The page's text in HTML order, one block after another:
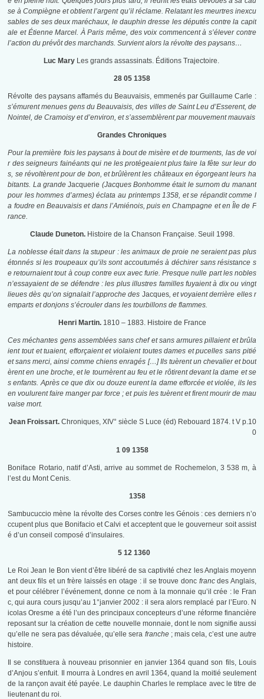
se à Compiègne et obtient l’argent qu’il réclame. Relatant les meurtres inexcu
sables de ses deux maréchaux, le dauphin dresse les députés contre la capit
ale et Étienne Marcel. À Paris même, des voix commencent à s’élever contre
l’action du prévôt des marchands. Survient alors la révolte des paysans…
Luc Mary Les grands assassinats. Éditions Trajectoire.
28 05 1358
Révolte des paysans affamés du Beauvaisis, emmenés par Guillaume Carle :
s’émurent menues gens du Beauvaisis, des villes de Saint Leu d’Esserent, de
Nointel, de Cramoisy et d’environ, et s’assemblèrent par mouvement mauvais
Grandes Chroniques
Pour la première fois les paysans à bout de misère et de tourments, las de voi
r des seigneurs fainéants qui ne les protégeaient plus faire la fête sur leur do
s, se révoltèrent pour de bon, et brûlèrent les châteaux en égorgeant leurs ha
bitants. La grandeJacquerie (Jacques Bonhomme était le surnom du manant
pour les hommes d’armes) éclata au printemps 1358, et se répandit comme l
a foudre en Beauvaisis et dans l’Amiénois, puis en Champagne et en Île de F
rance.
Claude Duneton. Histoire de la Chanson Française. Seuil 1998.
La noblesse était dans la stupeur : les animaux de proie ne seraient pas plus
étonnés si les troupeaux qu’ils sont accoutumés à déchirer sans résistance s
e retournaient tout à coup contre eux avec furie. Presque nulle part les nobles
n’essayaient de se défendre : les plus illustres familles fuyaient à dix ou vingt
lieues dès qu’on signalait l’approche des Jacques, et voyaient derrière elles r
emparts et donjons s’écrouler dans les tourbillons de flammes.
Henri Martin. 1810 – 1883. Histoire de France
Ces méchantes gens assemblées sans chef et sans armures pillaient et brûla
ient tout et tuaient, efforçaient et violaient toutes dames et pucelles sans pitié
et sans merci, ainsi comme chiens enragés […] Ils tuèrent un chevalier et bout
èrent en une broche, et le tournèrent au feu et le rôtirent devant la dame et se
s enfants. Après ce que dix ou douze eurent la dame efforcée et violée, ils les
en voulurent faire manger par force ; et puis les tuèrent et firent mourir de mau
vaise mort.
Jean Froissart. Chroniques, XIV° siècle S Luce (éd) Rebouard 1874. t V p.10
0
1 09 1358
Boniface Rotario, natif d’Asti, arrive au sommet de Rochemelon, 3 538 m, à
l’est du Mont Cenis.
1358
Sambucuccio mène la révolte des Corses contre les Génois : ces derniers n’o
ccupent plus que Bonifacio et Calvi et acceptent que le gouverneur soit assist
é d’un conseil composé d’insulaires.
5 12 1360
Le Roi Jean le Bon vient d’être libéré de sa captivité chez les Anglais moyenn
ant deux fils et un frère laissés en otage : il se trouve donc francdes Anglais,
et pour célébrer l’événement, donne ce nom à la monnaie qu’il crée : le Fran
c, qui aura cours jusqu’au 1°janvier 2002 : il sera alors remplacé par l’Euro. N
icolas Oresme a été l’un des principaux concepteurs d’une réforme financière
reposant sur la création de cette nouvelle monnaie, dont le nom signifie aussi
qu’elle ne sera pas dévaluée, qu’elle sera franche; mais cela, c’est une autre
histoire.
Il se constituera à nouveau prisonnier en janvier 1364 quand son fils, Louis
d’Anjou s’enfuit. Il mourra à Londres en avril 1364, quand la moitié seulement
de la rançon avait été payée. Le dauphin Charles le remplace avec le titre de
lieutenant du roi.